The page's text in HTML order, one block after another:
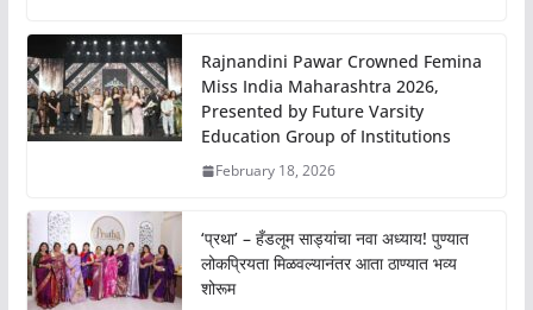
Rajnandini Pawar Crowned Femina
Miss India Maharashtra 2026,
Presented by Future Varsity
Education Group of Institutions
February 18, 2026
‘प्रथा’ – हँडलूम साड्यांचा नवा अध्याय! पुण्यात
लोकप्रियता मिळवल्यानंतर आता ठाण्यात भव्य
शोरूम